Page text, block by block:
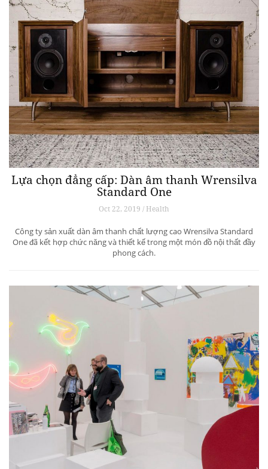
Lựa chọn đẳng cấp: Dàn âm thanh Wrensilva
Standard One
Oct 22, 2019 / Health
Công ty sản xuất dàn âm thanh chất lượng cao Wrensilva Standard
One đã kết hợp chức năng và thiết kế trong một món đồ nội thất đầy
phong cách.